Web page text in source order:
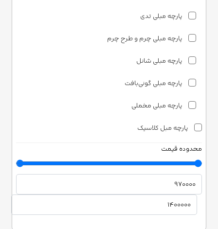
پارچه مبلی تدی
پارچه مبلی چرم و طرح چرم
پارچه مبلی شانل
پارچه مبلی گونی‌بافت
پارچه مبلی مخملی
پارچه مبل کلاسیک
پارچه مبلی ساتن
پارچه مبلی شانل
پارچه مبلی مخمل
دونری هوم
محدوده قیمت